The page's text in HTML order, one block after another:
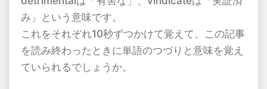
み」という意味です。
これをそれぞれ10秒ずつかけて覚えて、この記事
を読み終わったときに単語のつづりと意味を覚え
ていられるでしょうか。